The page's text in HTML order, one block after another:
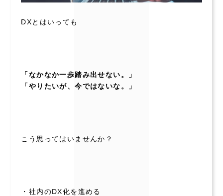
DXとはいっても
「なかなか一歩踏み出せない。」
「やりたいが、今ではないな。」
こう思ってはいませんか？
・社内のDX化を進める